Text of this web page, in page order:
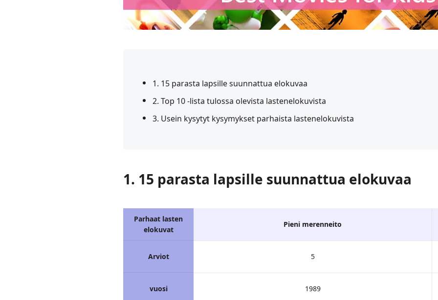
1. 15 parasta lapsille suunnattua elokuvaa
2. Top 10 -lista tulossa olevista lastenelokuvista
3. Usein kysytyt kysymykset parhaista lastenelokuvista
1. 15 parasta lapsille suunnattua elokuvaa
Parhaat lasten
elokuvat
Arviot
vuosi
Pieni merenneito
5
1989